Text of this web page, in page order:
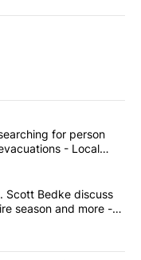
articles in the last
deputies searching
for person
- Local
and Lt. Gov. Scott
Scott Bedke discuss
season and more -